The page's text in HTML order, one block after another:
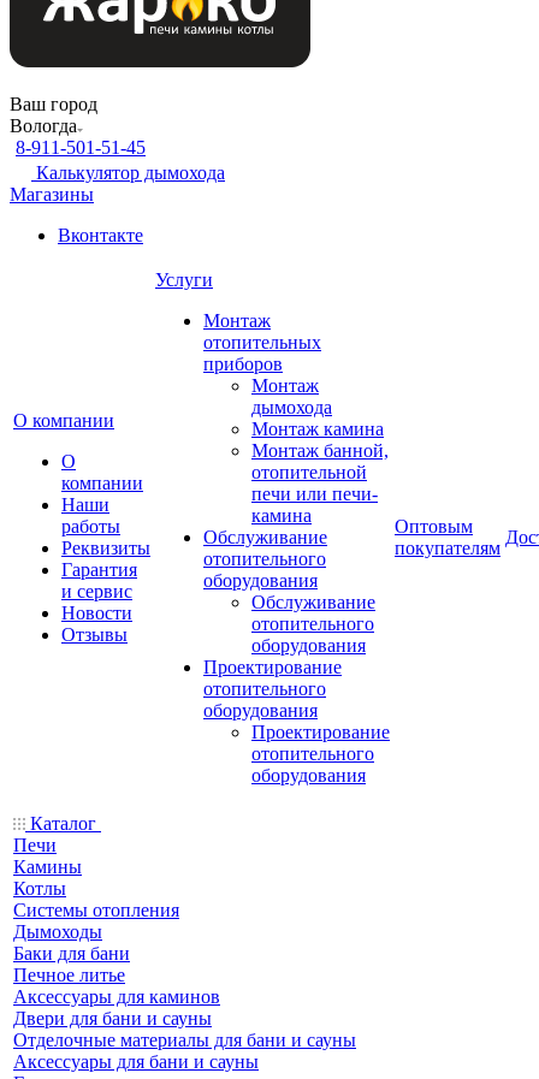
Ваш город
Вологда
8-911-501-51-45
Калькулятор дымохода
Магазины
Вконтакте
О компании
О
компании
Наши
работы
Реквизиты
Гарантия
и сервис
Новости
Отзывы
Услуги
Монтаж
отопительных
приборов
Монтаж
дымохода
Монтаж камина
Монтаж банной,
отопительной
печи или печи-
камина
Обслуживание
отопительного
оборудования
Обслуживание
отопительного
оборудования
Проектирование
отопительного
оборудования
Проектирование
отопительного
оборудования
Оптовым
покупателям
Каталог
Печи
Камины
Котлы
Системы отопления
Дымоходы
Баки для бани
Печное литье
Аксессуары для каминов
Двери для бани и сауны
Отделочные материалы для бани и сауны
Аксессуары для бани и сауны